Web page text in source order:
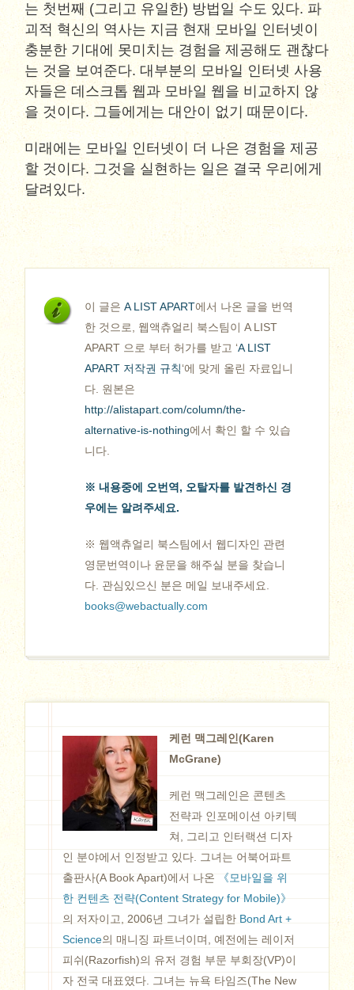
는 첫번째 (그리고 유일한) 방법일 수도 있다. 파
괴적 혁신의 역사는 지금 현재 모바일 인터넷이
충분한 기대에 못미치는 경험을 제공해도 괜찮다
는 것을 보여준다. 대부분의 모바일 인터넷 사용
자들은 데스크톱 웹과 모바일 웹을 비교하지 않
을 것이다. 그들에게는 대안이 없기 때문이다.
미래에는 모바일 인터넷이 더 나은 경험을 제공
할 것이다. 그것을 실현하는 일은 결국 우리에게
달려있다.
이 글은 A LIST APART에서 나온 글을 번역
한 것으로, 웹액츄얼리 북스팀이 A LIST
APART 으로 부터 허가를 받고 ‘A LIST
APART 저작권 규칙‘에 맞게 올린 자료입니
다. 원본은
http://alistapart.com/column/the-
alternative-is-nothing에서 확인 할 수 있습
니다.
※ 내용중에 오번역, 오탈자를 발견하신 경
우에는 알려주세요.
※ 웹액츄얼리 북스팀에서 웹디자인 관련
영문번역이나 윤문을 해주실 분을 찾습니
다. 관심있으신 분은 메일 보내주세요.
books@webactually.com
케런 맥그레인(Karen
McGrane)
케런 맥그레인은 콘텐츠
전략과 인포메이션 아키텍
쳐, 그리고 인터랙션 디자
인 분야에서 인정받고 있다. 그녀는 어북어파트
출판사(A Book Apart)에서 나온
《모바일을 위
한 컨텐츠 전략(Content Strategy for Mobile)》
의 저자이고, 2006년 그녀가 설립한 Bond Art +
Science의 매니징 파트너이며, 예전에는 레이저
피쉬(Razorfish)의 유저 경험 부문 부회장(VP)이
자 전국 대표였다. 그녀는 뉴욕 타임즈(The New